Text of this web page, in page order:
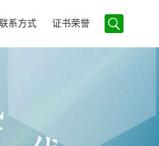
系方式 证书荣誉